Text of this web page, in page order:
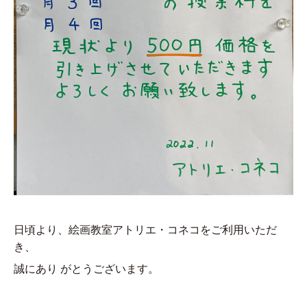
日頃より、絵画教室アトリエ・コネコをご利用いただ
き、
誠にあり がとうございます。